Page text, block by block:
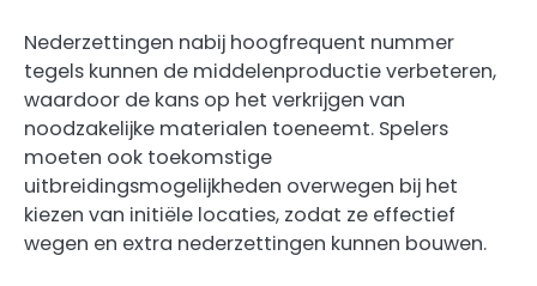
Nederzettingen nabij hoogfrequent nummer
tegels kunnen de middelenproductie verbeteren,
waardoor de kans op het verkrijgen van
noodzakelijke materialen toeneemt. Spelers
moeten ook toekomstige
uitbreidingsmogelijkheden overwegen bij het
kiezen van initiële locaties, zodat ze effectief
wegen en extra nederzettingen kunnen bouwen.